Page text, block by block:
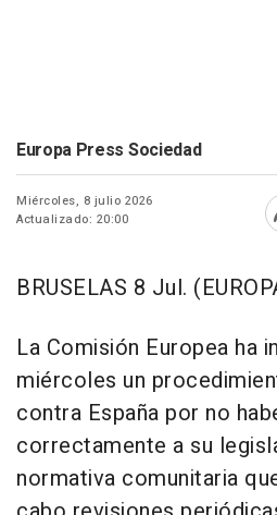
Europa Press Sociedad
Miércoles, 8 julio 2026
Actualizado: 20:00
BRUSELAS 8 Jul.
La Comisión Europea ha
miércoles un
contra España por no
correctamente a su
normativa comunitaria